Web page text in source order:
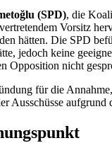
(SPD), die
Vorsitz
hätten. Die SPD
jedoch keine
Opposition nicht
für die
Ausschüsse